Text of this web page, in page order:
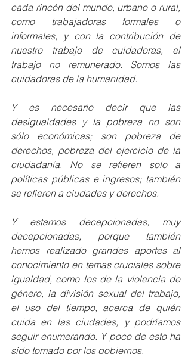
cada rincón del mundo, urbano o rural,
como trabajadoras formales o
informales, y con la contribución de
nuestro trabajo de cuidadoras, el
trabajo no remunerado. Somos las
cuidadoras de la humanidad.
Y es necesario decir que las
desigualdades y la pobreza no son
sólo económicas; son pobreza de
derechos, pobreza del ejercicio de la
ciudadanía. No se refieren solo a
políticas públicas e ingresos; también
se refieren a ciudades y derechos.
Y estamos decepcionadas, muy
decepcionadas, porque también
hemos realizado grandes aportes al
conocimiento en temas cruciales sobre
igualdad, como los de la violencia de
género, la división sexual del trabajo,
el uso del tiempo, acerca de quién
cuida en las ciudades, y podríamos
seguir enumerando. Y poco de esto ha
sido tomado por los gobiernos.